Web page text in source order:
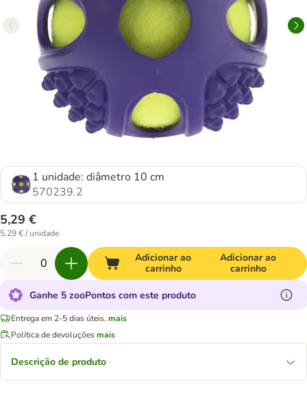
1 unidade: diâmetro 10 cm
570239.2
5,29 €
5,29 € / unidade
Adicionar ao
carrinho
Adicionar ao
carrinho
Ganhe 5 zooPontos com este produto
Entrega em 2-5 dias úteis. mais
Política de devoluçõesmais
Descrição de produto